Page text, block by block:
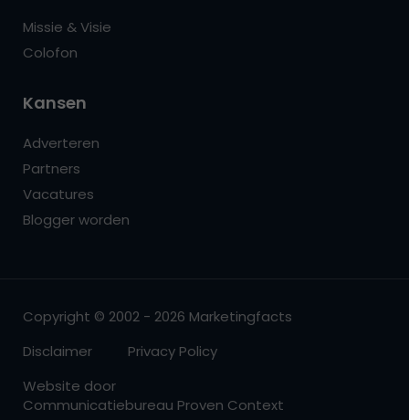
Missie & Visie
Colofon
Kansen
Adverteren
Partners
Vacatures
Blogger worden
Copyright © 2002 - 2026 Marketingfacts
Disclaimer
Privacy Policy
Website door
Communicatiebureau Proven Context